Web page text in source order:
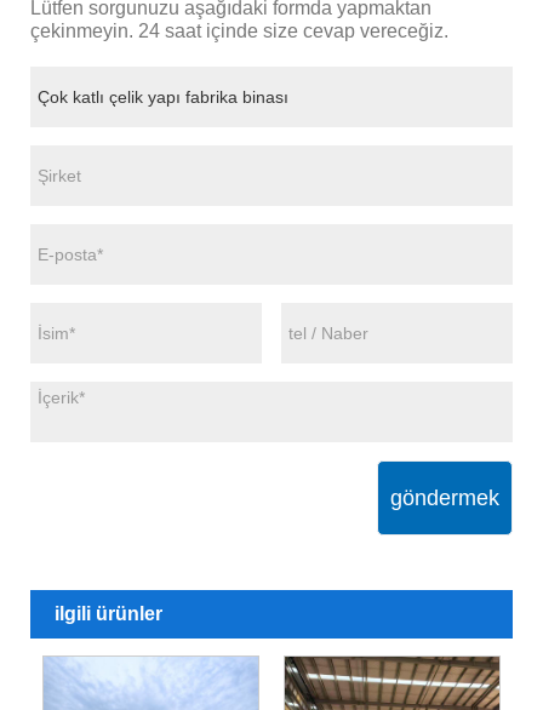
Lütfen sorgunuzu aşağıdaki formda yapmaktan
çekinmeyin. 24 saat içinde size cevap vereceğiz.
göndermek
ilgili ürünler